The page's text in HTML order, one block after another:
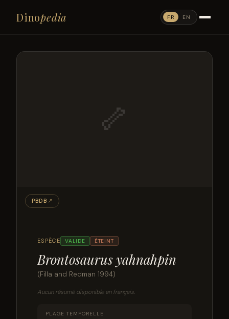
Dinopedia FR EN
ESPÈCE VALIDE ÉTEINT
Brontosaurus yahnahpin
(Filla and Redman 1994)
Aucun résumé disponible en français.
PLAGE TEMPORELLE
🦴
PBDB ↗